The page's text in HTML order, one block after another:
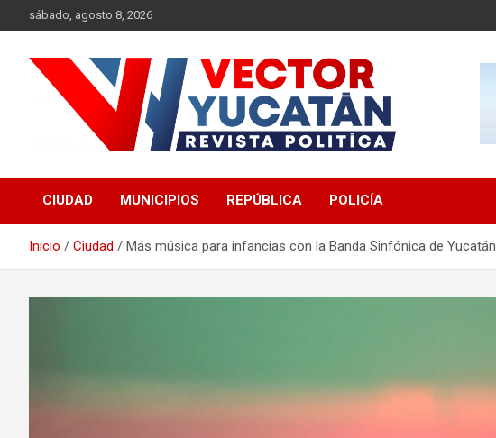
al
sábado, agosto 8, 2026
Vector Yucatán
CIUDAD MUNICIPIOS REPÚBLICA POLICÍA
Inicio Ciudad Más música para infancias con la Banda Sinfónica de Yucatán